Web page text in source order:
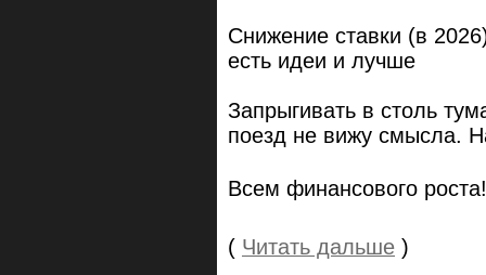
Снижение ставки (в
есть идеи и лучше
Запрыгивать в столь
поезд не вижу смысла.
Всем финансового
( Читать дальше )